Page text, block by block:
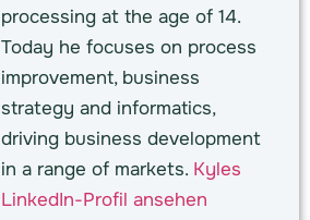
processing at the age of 14.
Today he focuses on process
improvement, business
strategy and informatics,
driving business development
in a range of markets. Kyles
LinkedIn-Profil ansehen